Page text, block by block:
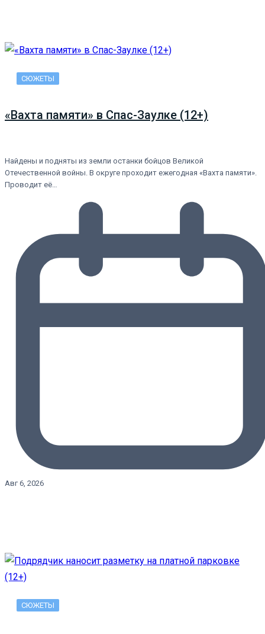
СЮЖЕТЫ
«Вахта памяти» в Спас-Заулке (12+)
Найдены и подняты из земли останки бойцов Великой
Отечественной войны. В округе проходит ежегодная «Вахта памяти».
Проводит её…
Авг 6, 2026
СЮЖЕТЫ